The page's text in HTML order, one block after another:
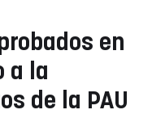
en
a la
de la PAU